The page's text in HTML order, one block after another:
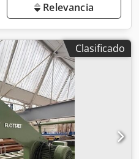
Relevancia
Clasificado